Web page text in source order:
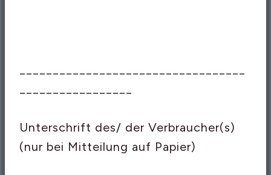
__________________________________
_________________
Unterschrift des/ der Verbraucher(s)
(nur bei Mitteilung auf Papier)